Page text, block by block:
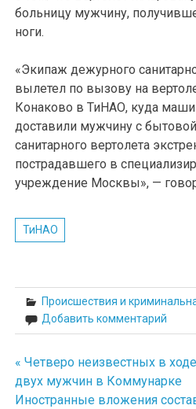
больницу мужчину,
ноги.
«Экипаж дежурного
вылетел по вызову на
Конаково в ТиНАО, куда
доставили мужчину с
санитарного вертолета
пострадавшего в
учреждение Москвы», —
ТиНАО
Происшествия и
Добавить комментарий
Навигация
по
« Четверо неизвестных в
двух мужчин в Коммунарке
Иностранные вложения